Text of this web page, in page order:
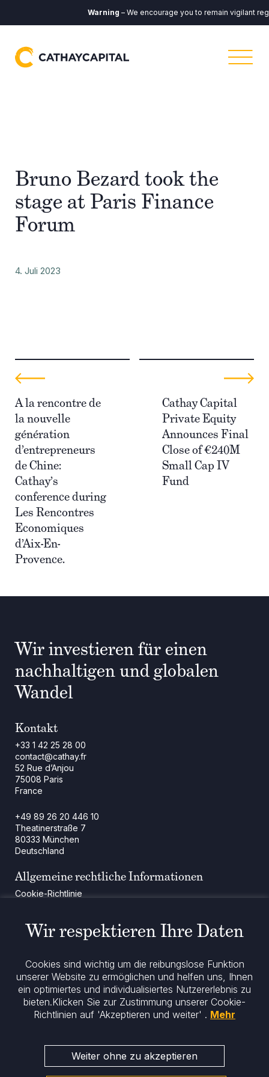
Warning– We encourage you to remain vigilant
Bruno Bezard took the
stage at Paris Finance
Forum
4. Juli 2023
A la rencontre de
la nouvelle
génération
d’entrepreneurs
de Chine:
Cathay’s
conference during
Les Rencontres
Economiques
d’Aix-En-
Provence.
Cathay Capital
Private Equity
Announces Final
Close of €240M
Small Cap IV
Fund
Wir investieren für einen
nachhaltigen und globalen
Wandel
Kontakt
+33 1 42 25 28 00
contact@cathay.fr
52 Rue d’Anjou
75008 Paris
France
+49 89 26 20 446 10
Theatinerstraße 7
80333 München
Deutschland
Allgemeine rechtliche Informationen
Cookie-Richtlinie
Impressum
Datenschutz
Bleiben Sie informiert
Wir respektieren Ihre Daten
Cookies sind wichtig um die reibungslose Funktion
unserer Website zu ermöglichen und helfen uns, Ihnen
ein optimiertes und individualisiertes Nutzererlebnis zu
bieten.Klicken Sie zur Zustimmung unserer Cookie-
Richtlinien auf 'Akzeptieren und weiter' . Mehr
Weiter ohne zu akzeptieren